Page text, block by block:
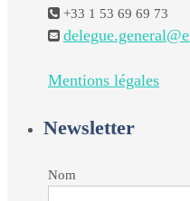
+33 1 53 69 69 73
Mentions légales
Newsletter
Nom